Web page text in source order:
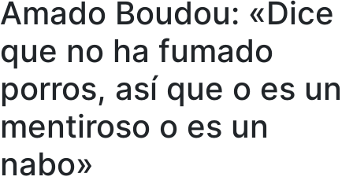
Amado Boudou: «Dice
que no ha fumado
porros, así que o es un
mentiroso o es un
nabo»